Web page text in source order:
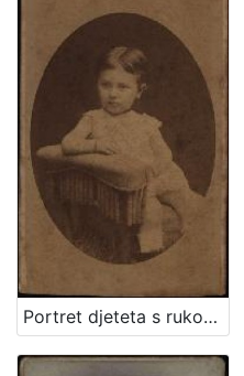
Portret djeteta s rukom oslonjenom na naslon / Ivan Standl